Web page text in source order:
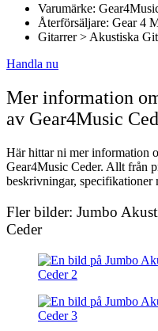
Varumärke:
Återförsäljare: Gear 4
Gitarrer > Akustiska
Handla nu
Mer information
av Gear4Music
Här hittar ni mer information
Gear4Music Ceder. Allt från
beskrivningar, specifikationer
Fler bilder: Jumbo
Ceder